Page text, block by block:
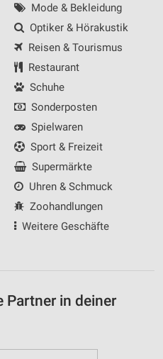
Mode & Bekleidung
Optiker & Hörakustik
Reisen & Tourismus
Restaurant
Schuhe
Sonderposten
Spielwaren
Sport & Freizeit
Supermärkte
Uhren & Schmuck
Zoohandlungen
Weitere Geschäfte
Partner in deiner